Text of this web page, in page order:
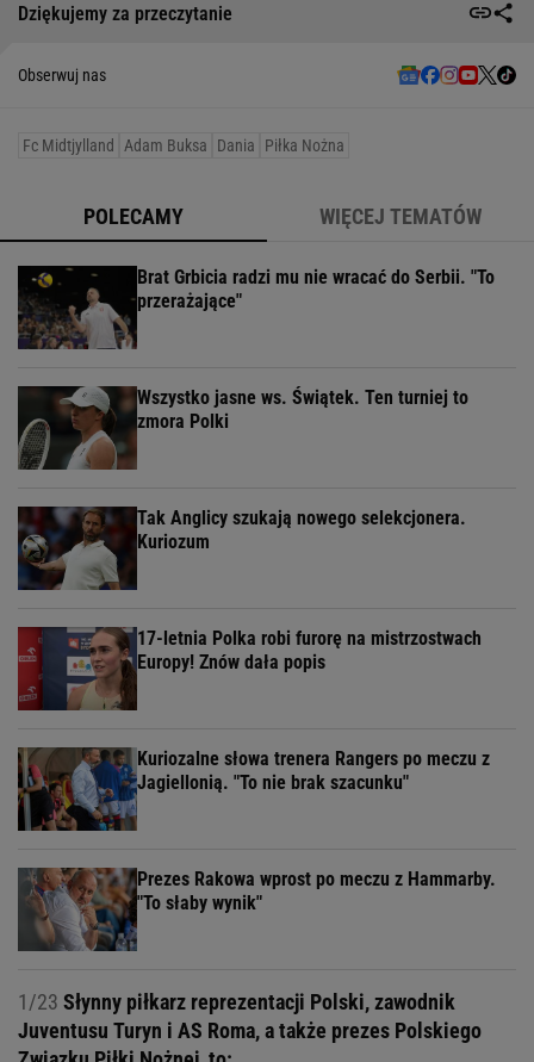
Dziękujemy za przeczytanie
Obserwuj nas
Fc Midtjylland Adam Buksa Dania Piłka Nożna
POLECAMY WIĘCEJ TEMATÓW
Brat Grbicia radzi mu nie wracać do Serbii. "To
przerażające"
Wszystko jasne ws. Świątek. Ten turniej to
zmora Polki
Tak Anglicy szukają nowego selekcjonera.
Kuriozum
17-letnia Polka robi furorę na mistrzostwach
Europy! Znów dała popis
Kuriozalne słowa trenera Rangers po meczu z
Jagiellonią. "To nie brak szacunku"
Prezes Rakowa wprost po meczu z Hammarby.
"To słaby wynik"
1/23 Słynny piłkarz reprezentacji Polski, zawodnik
Juventusu Turyn i AS Roma, a także prezes Polskiego